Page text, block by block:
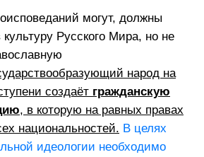
могут, должны
Русского Мира, но не
народ на
создаёт гражданскую
, в которую на равных правах
национальностей. В целях
идеологии необходимо